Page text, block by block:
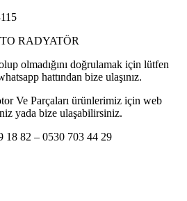
RADYATÖR
olmadığını doğrulamak için lütfen
hattından bize ulaşınız.
Ve Parçaları ürünlerimiz için web
yada bize ulaşabilirsiniz.
18 82 – 0530 703 44 29